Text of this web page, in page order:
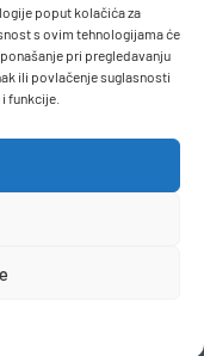
poput kolačića za
s ovim tehnologijama će
pri pregledavanju
ili povlačenje suglasnosti
funkcije.
i plaćanje
giveaway